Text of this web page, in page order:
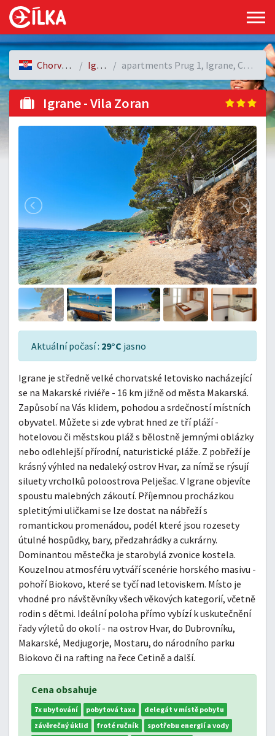
Chorvatsko Igrane apartments Prug 1, Igrane, Chorvatsko
Igrane - Vila Zoran
Aktuální počasí : 29°C jasno
Igrane je středně velké chorvatské letovisko nacházející
se na Makarské riviéře - 16 km jižně od města Makarská.
Zapůsobí na Vás klidem, pohodou a srdečností místních
obyvatel. Můžete si zde vybrat hned ze tří pláží -
hotelovou či městskou pláž s bělostně jemnými oblázky
nebo odlehlejší přírodní, naturistické pláže. Z pobřeží je
krásný výhled na nedaleký ostrov Hvar, za nímž se rýsují
siluety vrcholků poloostrova Pelješac. V Igrane objevíte
spoustu malebných zákoutí. Příjemnou procházkou
spletitými uličkami se lze dostat na nábřeží s
romantickou promenádou, podél které jsou rozesety
útulné hospůdky, bary, předzahrádky a cukrárny.
Dominantou městečka je starobylá zvonice kostela.
Kouzelnou atmosféru vytváří scenérie horského masivu -
pohoří Biokovo, které se tyčí nad letoviskem. Místo je
vhodné pro návštěvníky všech věkových kategorií, včetně
rodin s dětmi. Ideální poloha přímo vybízí k uskutečnění
řady výletů do okolí - na ostrov Hvar, do Dubrovníku,
Makarské, Medjugorje, Mostaru, do národního parku
Biokovo či na rafting na řece Cetině a další.
Cena obsahuje
7x ubytování pobytová taxa
delegát v místě pobytu
závěrečný úklid
froté ručník
spotřebu energií a vody